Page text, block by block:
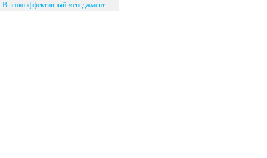
Высокоэффективный менеджмент